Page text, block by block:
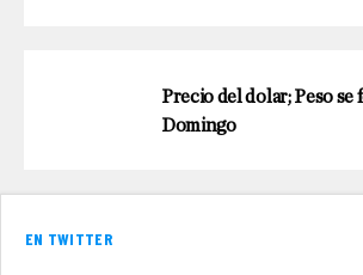
Precio del dolar; Peso se
Domingo
EN TWITTER